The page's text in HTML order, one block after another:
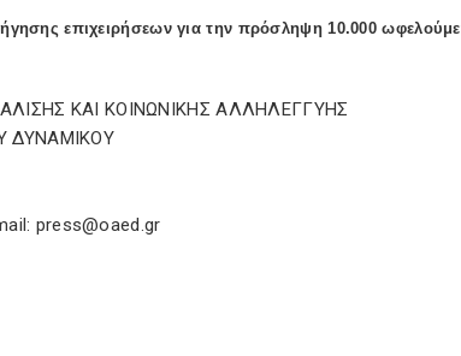
επιχειρήσεων για την πρόσληψη 10.000
ΚΑΙ ΚΟΙΝΩΝΙΚΗΣ ΑΛΛΗΛΕΓΓΥΗΣ
ΔΥΝΑΜΙΚΟΥ
press@oaed.gr